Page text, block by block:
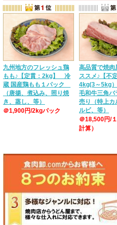
九州地方のフレッシュ鶏
もも♪【定貫：2kg】 冷
蔵 国産鶏もも１パック
（唐揚、煮込み、照り焼
き、蒸し、等）
＠1,900円/2kgパック
高品質で焼肉
ススメ♪【不
4kg(3～5kg
毛和牛三角バ
売り（特上カ
ルビ、等）
＠18,500円/
計算）